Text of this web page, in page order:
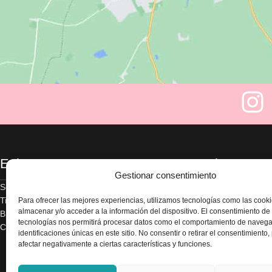
Gestionar consentimiento
Para ofrecer las mejores experiencias, utilizamos tecnologías como las
almacenar y/o acceder a la información del dispositivo. El consentimiento de
tecnologías nos permitirá procesar datos como el comportamiento de
identificaciones únicas en este sitio. No consentir o retirar el consentimiento,
afectar negativamente a ciertas características y funciones.
Enlaces
Sobre nosotros
Tienda
Blog
Contacte con nosotros
Legal
Política de privacidad
Términos y
Envío y devoluciones
Accesibilidad